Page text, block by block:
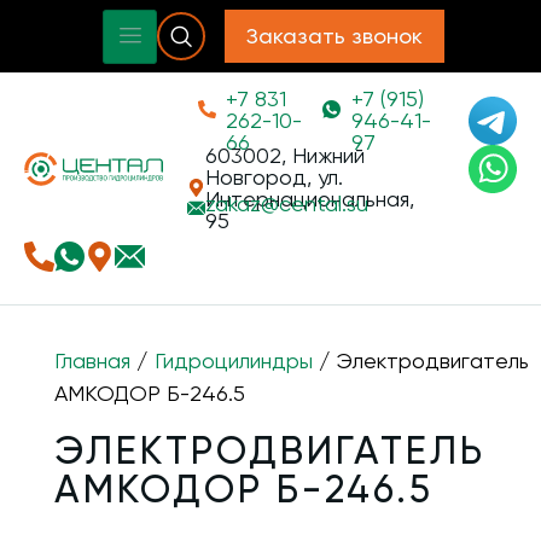
Заказать звонок
+7 831
262-10-
66
+7 (915)
946-41-
97
603002, Нижний
Новгород, ул.
Интернациональная,
95
zakaz@cental.su
Главная / Гидроцилиндры / Электродвигатель
АМКОДОР Б-246.5
ЭЛЕКТРОДВИГАТЕЛЬ
АМКОДОР Б-246.5